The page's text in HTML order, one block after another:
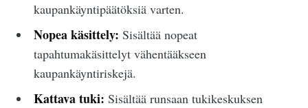
kaupankäyntipäätöksiä varten.
Nopea käsittely: Sisältää nopeat
tapahtumakäsittelyt vähentääkseen
kaupankäyntiriskejä.
Kattava tuki: Sisältää runsaan tukikeskuksen